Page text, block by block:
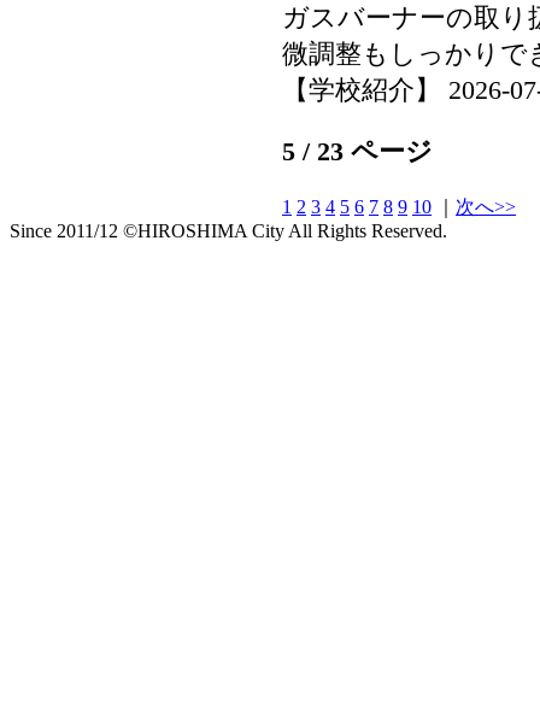
ガスバーナーの取り
微調整もしっかりで
【学校紹介】 2026-
5 / 23 ページ
1 2 3 4 5 6 7 8 9 10
次へ>>
Since 2011/12 ©HIROSHIMA City All Rights Reserved.